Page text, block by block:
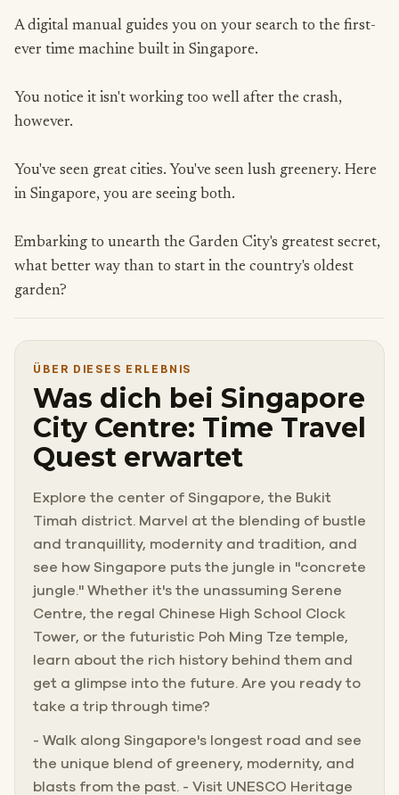
A digital manual guides you on your search to the first-
ever time machine built in Singapore.
You notice it isn't working too well after the crash,
however.
You've seen great cities. You've seen lush greenery. Here
in Singapore, you are seeing both.
Embarking to unearth the Garden City's greatest secret,
what better way than to start in the country's oldest
garden?
ÜBER DIESES ERLEBNIS
Was dich bei Singapore
City Centre: Time Travel
Quest erwartet
Explore the center of Singapore, the Bukit
Timah district. Marvel at the blending of bustle
and tranquillity, modernity and tradition, and
see how Singapore puts the jungle in "concrete
jungle." Whether it's the unassuming Serene
Centre, the regal Chinese High School Clock
Tower, or the futuristic Poh Ming Tze temple,
learn about the rich history behind them and
get a glimpse into the future. Are you ready to
take a trip through time?
- Walk along Singapore's longest road and see
the unique blend of greenery, modernity, and
blasts from the past. - Visit UNESCO Heritage